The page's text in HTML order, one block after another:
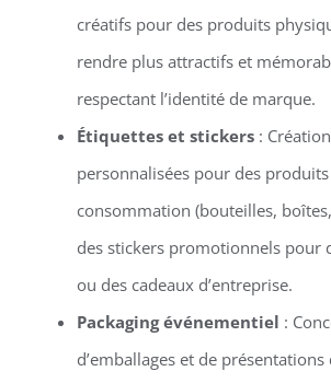
créatifs pour des produits
rendre plus attractifs et
respectant l’identité de marque.
Étiquettes et stickers:
personnalisées pour des
consommation (bouteilles,
des stickers promotionnels pour
ou des cadeaux d’entreprise.
Packaging événementiel :
d’emballages et de